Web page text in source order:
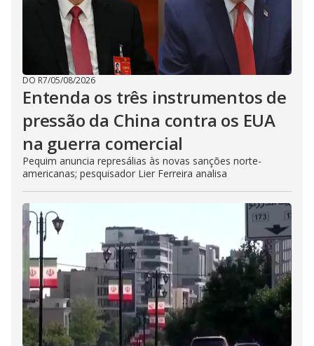
DO R7/05/08/2026
Entenda os três instrumentos de
pressão da China contra os EUA
na guerra comercial
Pequim anuncia represálias às novas sanções norte-
americanas; pesquisador Lier Ferreira analisa